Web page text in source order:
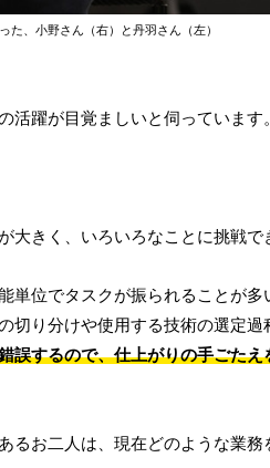
た、小野さん（右）と丹羽さん（左）
活躍が目覚ましいと伺っていま
大きく、いろいろなことに挑戦で
単位でタスクが振られることが
切り分けや使用する技術の選定過
誤するので、仕上がりの手ごた
るお二人は、現在どのような業務